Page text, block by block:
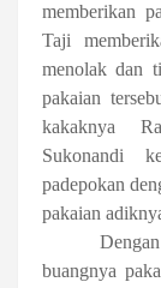
memberikan
Taji
menolak dan
pakaian
kakaknya
Sukonandi
padepokan
pakaian
buangnya